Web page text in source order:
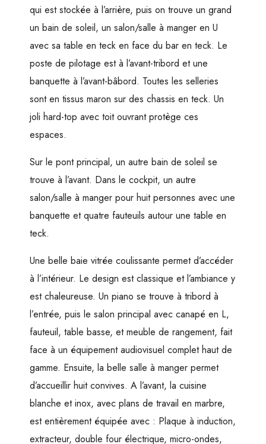
qui est stockée à l’arrière, puis on trouve un grand
un bain de soleil, un salon/salle à manger en U
avec sa table en teck en face du bar en teck. Le
poste de pilotage est à l’avant-tribord et une
banquette à l’avant-bâbord. Toutes les selleries
sont en tissus maron sur des chassis en teck. Un
joli hard-top avec toit ouvrant protège ces
espaces.
Sur le pont principal, un autre bain de soleil se
trouve à l’avant. Dans le cockpit, un autre
salon/salle à manger pour huit personnes avec une
banquette et quatre fauteuils autour une table en
teck.
Une belle baie vitrée coulissante permet d’accéder
à l’intérieur. Le design est classique et l’ambiance y
est chaleureuse. Un piano se trouve à tribord à
l’entrée, puis le salon principal avec canapé en L,
fauteuil, table basse, et meuble de rangement, fait
face à un équipement audiovisuel complet haut de
gamme. Ensuite, la belle salle à manger permet
d’accueillir huit convives. A l’avant, la cuisine
blanche et inox, avec plans de travail en marbre,
est entièrement équipée avec : Plaque à induction,
extracteur, double four électrique, micro-ondes,